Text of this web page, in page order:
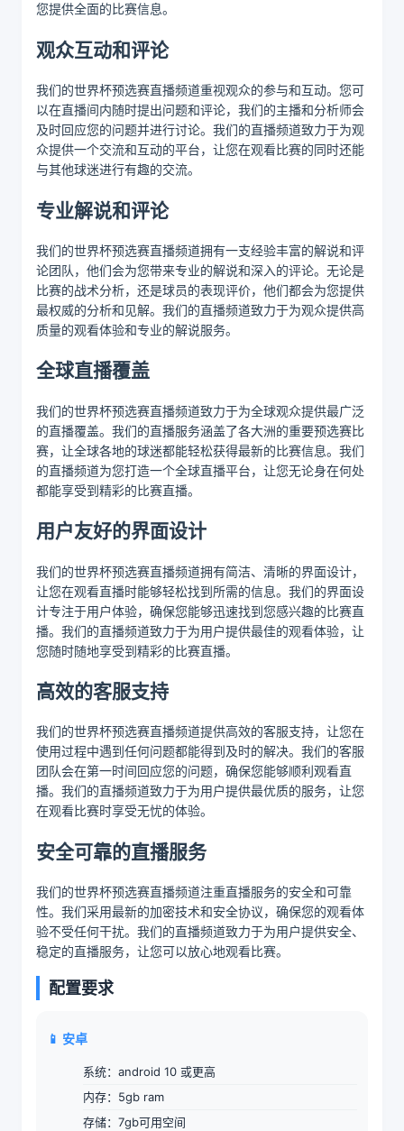
您提供全面的比赛信息。
观众互动和评论
我们的世界杯预选赛直播频道重视观众的参与和互动。您可
以在直播间内随时提出问题和评论，我们的主播和分析师会
及时回应您的问题并进行讨论。我们的直播频道致力于为观
众提供一个交流和互动的平台，让您在观看比赛的同时还能
与其他球迷进行有趣的交流。
专业解说和评论
我们的世界杯预选赛直播频道拥有一支经验丰富的解说和评
论团队，他们会为您带来专业的解说和深入的评论。无论是
比赛的战术分析，还是球员的表现评价，他们都会为您提供
最权威的分析和见解。我们的直播频道致力于为观众提供高
质量的观看体验和专业的解说服务。
全球直播覆盖
我们的世界杯预选赛直播频道致力于为全球观众提供最广泛
的直播覆盖。我们的直播服务涵盖了各大洲的重要预选赛比
赛，让全球各地的球迷都能轻松获得最新的比赛信息。我们
的直播频道为您打造一个全球直播平台，让您无论身在何处
都能享受到精彩的比赛直播。
用户友好的界面设计
我们的世界杯预选赛直播频道拥有简洁、清晰的界面设计，
让您在观看直播时能够轻松找到所需的信息。我们的界面设
计专注于用户体验，确保您能够迅速找到您感兴趣的比赛直
播。我们的直播频道致力于为用户提供最佳的观看体验，让
您随时随地享受到精彩的比赛直播。
高效的客服支持
我们的世界杯预选赛直播频道提供高效的客服支持，让您在
使用过程中遇到任何问题都能得到及时的解决。我们的客服
团队会在第一时间回应您的问题，确保您能够顺利观看直
播。我们的直播频道致力于为用户提供最优质的服务，让您
在观看比赛时享受无忧的体验。
安全可靠的直播服务
我们的世界杯预选赛直播频道注重直播服务的安全和可靠
性。我们采用最新的加密技术和安全协议，确保您的观看体
验不受任何干扰。我们的直播频道致力于为用户提供安全、
稳定的直播服务，让您可以放心地观看比赛。
配置要求
📱 安卓
系统：android 10 或更高
内存：5gb ram
存储：7gb可用空间